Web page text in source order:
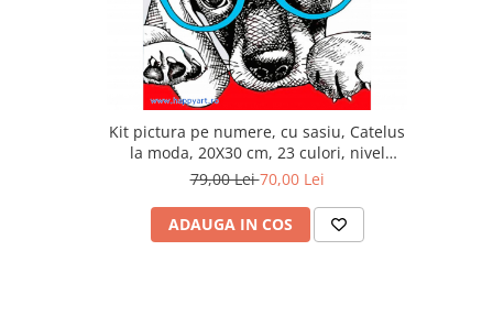
Kit pictura pe numere, cu sasiu, Catelus
la moda, 20X30 cm, 23 culori, nivel
avansat, MC1079
79,00 Lei70,00 Lei
ADAUGA IN COS